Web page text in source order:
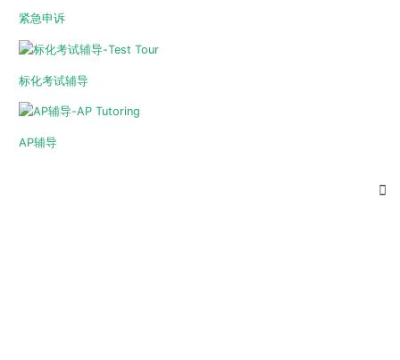
紧急申诉
标化考试辅导
AP辅导